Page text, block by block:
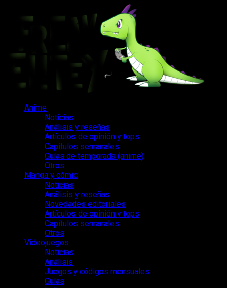
contenido
Anime
Noticias
Análisis y reseñas
Artículos de opinión y tops
Capítulos semanales
Guías de temporada (anime)
Otros
Manga y cómic
Noticias
Análisis y reseñas
Novedades editoriales
Artículos de opinión y tops
Capítulos semanales
Otros
Videojuegos
Noticias
Análisis
Juegos y códigos mensuales
Guías